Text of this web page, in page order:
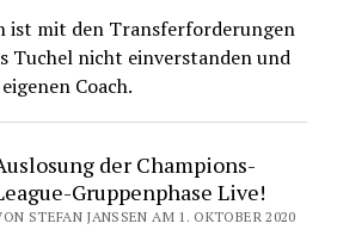
ist mit den Transferforderungen
Tuchel nicht einverstanden und
Coach.
der Champions-
Gruppenphase Live!
STEFAN JANSSEN AM 1. OKTOBER 2020